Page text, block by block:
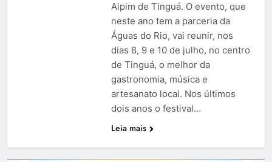
Aipim de Tinguá. O evento, que
neste ano tem a parceria da
Águas do Rio, vai reunir, nos
dias 8, 9 e 10 de julho, no centro
de Tinguá, o melhor da
gastronomia, música e
artesanato local. Nos últimos
dois anos o festival…
Leia mais